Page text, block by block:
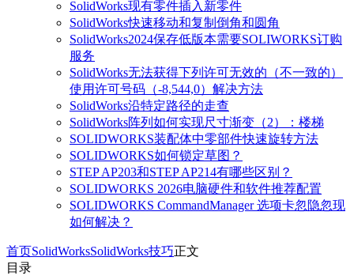
SolidWorks现有零件插入新零件
SolidWorks快速移动和复制倒角和圆角
SolidWorks2024保存低版本需要SOLIWORKS订购
服务
SolidWorks无法获得下列许可无效的（不一致的）
使用许可号码（-8,544,0）解决方法
SolidWorks沿特定路径的走查
SolidWorks阵列如何实现尺寸渐变（2）：楼梯
SOLIDWORKS装配体中零部件快速旋转方法
SOLIDWORKS如何锁定草图？
STEP AP203和STEP AP214有哪些区别？
SOLIDWORKS 2026电脑硬件和软件推荐配置
SOLIDWORKS CommandManager 选项卡忽隐忽现
如何解决？
首页SolidWorksSolidWorks技巧正文
目录